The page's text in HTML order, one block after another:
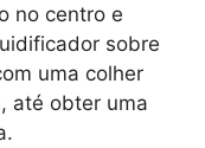
no centro e
sobre
uma colher
até obter uma